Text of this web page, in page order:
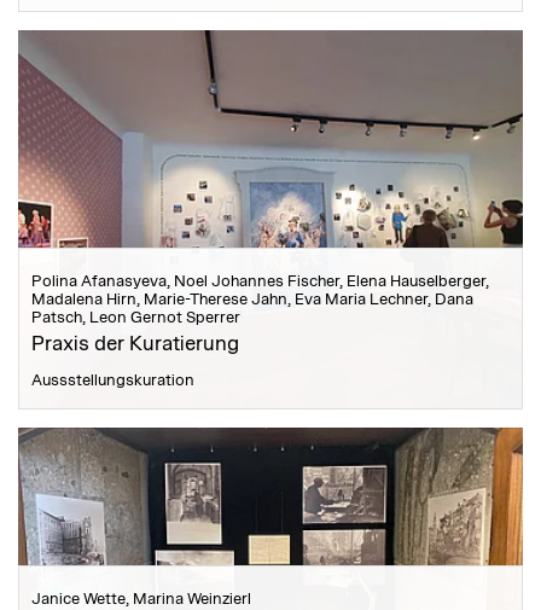
Polina Afanasyeva, Noel Johannes Fischer, Elena Hauselberger,
Madalena Hirn, Marie-Therese Jahn, Eva Maria Lechner, Dana
Patsch, Leon Gernot Sperrer
Praxis der Kuratierung
Aussstellungskuration
Janice Wette, Marina Weinzierl